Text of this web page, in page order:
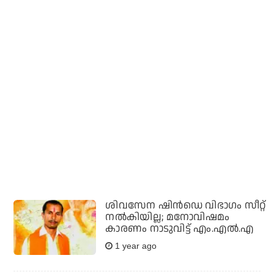
ശിവസേന ഷിന്‍ഡെ വിഭാഗം സീറ്റ്
നല്‍കിയില്ല; മനോവിഷമം
കാരണം നാടുവിട്ട് എം.എല്‍.എ
1 year ago